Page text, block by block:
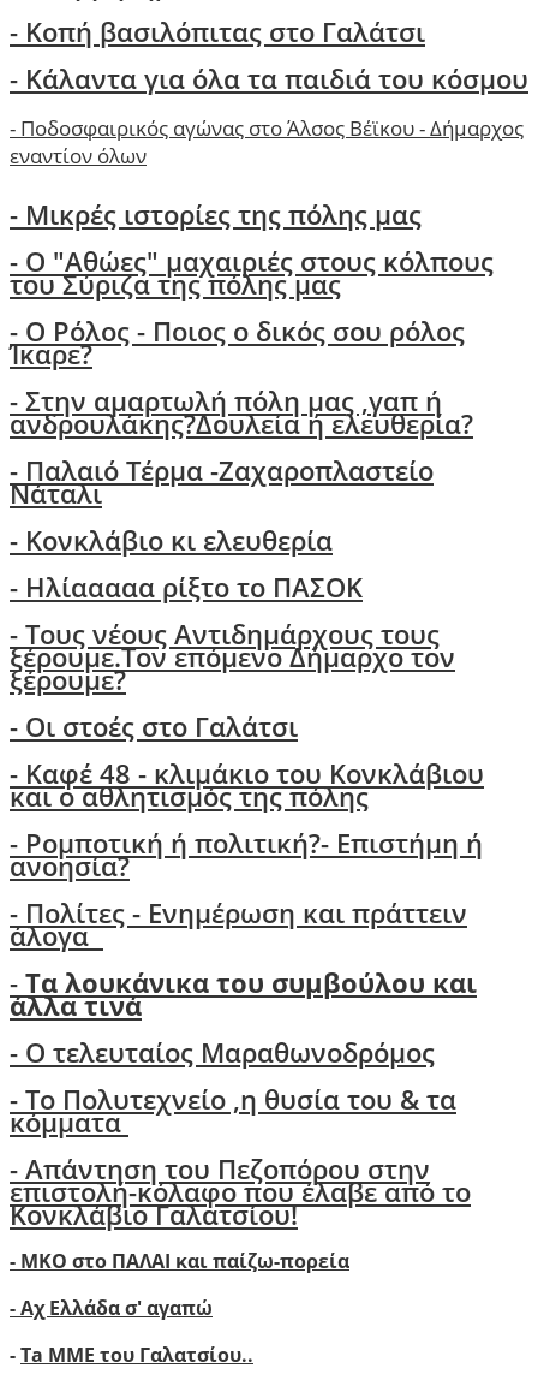
- Κοπή βασιλόπιτας στο Γαλάτσι
- Κάλαντα για όλα τα παιδιά του κόσμου
- Ποδοσφαιρικός αγώνας στο Άλσος Βέϊκου - Δήμαρχος
εναντίον όλων
- Μικρές ιστορίες της πόλης μας
- Ο "Αθώες" μαχαιριές στους κόλπους
του Σύριζα της πόλης μας
- Ο Ρόλος - Ποιος ο δικός σου ρόλος
Ίκαρε?
- Στην αμαρτωλή πόλη μας ,γαπ ή
ανδρουλάκης?Δουλεία ή ελευθερία?
- Παλαιό Τέρμα -Ζαχαροπλαστείο
Νάταλι
- Κονκλάβιο κι ελευθερία
- Ηλίααααα ρίξτο το ΠΑΣΟΚ
-Τους νέους Αντιδημάρχους τους
ξέρουμε.Τον επόμενο Δήμαρχο τον
ξέρουμε?
- Οι στοές στο Γαλάτσι
- Καφέ 48 - κλιμάκιο του Κονκλάβιου
και ο αθλητισμός της πόλης
- Ρομποτική ή πολιτική?- Επιστήμη ή
ανοησία?
- Πολίτες - Ενημέρωση και πράττειν
άλογα
-Τα λουκάνικα του συμβούλου και
άλλα τινά
- Ο τελευταίος Μαραθωνοδρόμος
- Το Πολυτεχνείο ,η θυσία του & τα
κόμματα
- Απάντηση του Πεζοπόρου στην
επιστολή-κόλαφο που έλαβε από το
Κονκλάβιο Γαλατσίου!
- ΜΚΟ στο ΠΑΛΑΙ και παίζω-πορεία
- Αχ Ελλάδα σ' αγαπώ
-Ta ΜΜΕ του Γαλατσίου..